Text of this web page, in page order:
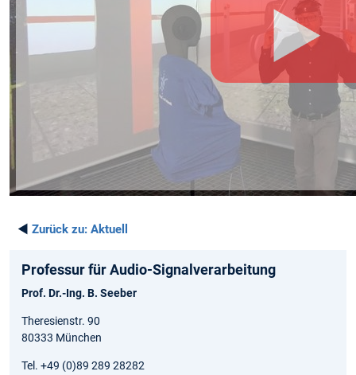
◄ Zurück zu: Aktuell
Professur für Audio-Signalverarbeitung
Prof. Dr.-Ing. B. Seeber
Theresienstr. 90
80333 München
Tel. +49 (0)89 289 28282